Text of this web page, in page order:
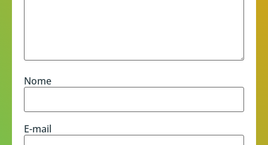
Nome
E-mail